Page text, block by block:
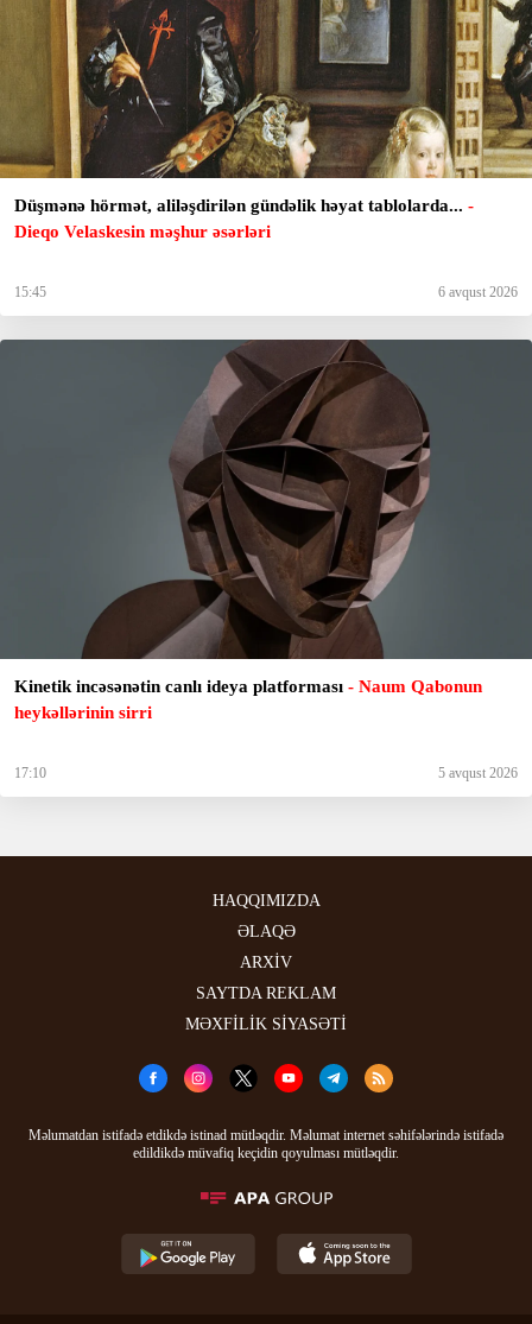
Düşmənə hörmət, aliləşdirilən gündəlik həyat tablolarda... -
Dieqo Velaskesin məşhur əsərləri
15:45 6 avqust 2026
Kinetik incəsənətin canlı ideya platforması - Naum Qabonun
heykəllərinin sirri
17:10 5 avqust 2026
HAQQIMIZDA
ƏLAQƏ
ARXİV
SAYTDA REKLAM
MƏXFİLİK SİYASƏTİ
Məlumatdan istifadə etdikdə istinad mütləqdir. Məlumat internet səhifələrində istifadə
edildikdə müvafiq keçidin qoyulması mütləqdir.